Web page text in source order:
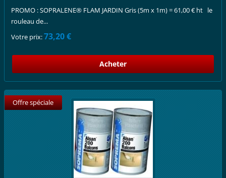
PROMO : SOPRALENE® FLAM JARDIN Gris (5m x 1m) = 61,00 € ht le
rouleau de...
Votre prix:73,20 €
Offre spéciale